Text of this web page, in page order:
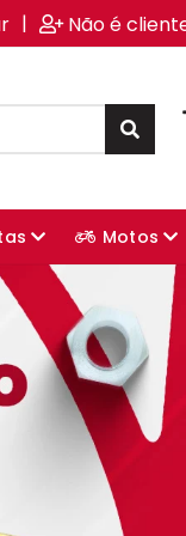
| Não é
Motos